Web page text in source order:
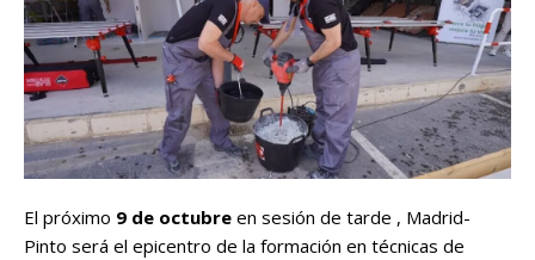
El próximo 9 de octubre en sesión de tarde , Madrid-
Pinto será el epicentro de la formación en técnicas de